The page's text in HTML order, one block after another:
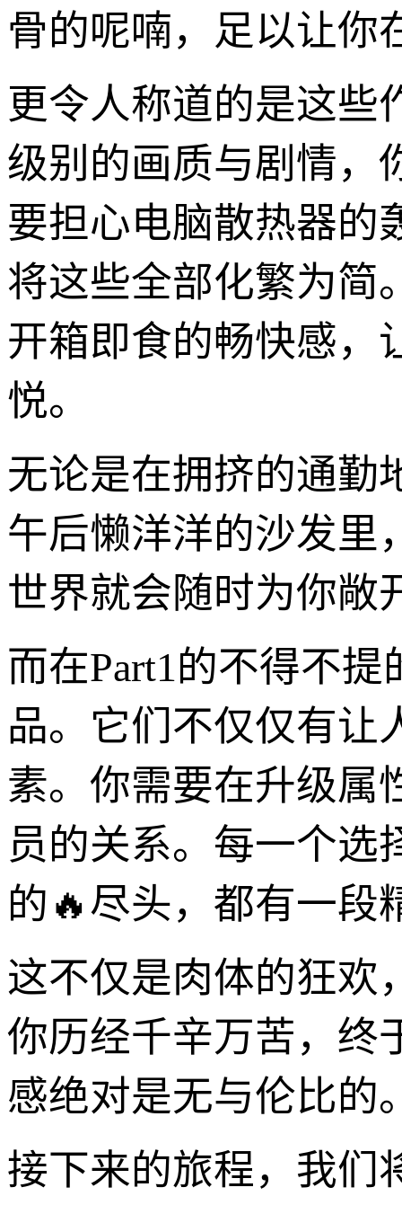
骨的呢喃，足以让你
更令人称道的是这些
级别的画质与剧情，
要担心电脑散热器的
将这些全部化繁为简
开箱即食的畅快感
悦。
无论是在拥挤的通勤
午后懒洋洋的沙发里
世界就会随时为你敞
而在Part1的不得不
品。它们不仅仅有让
素。你需要在升级属
员的关系。每一个选
的🔥尽头，都有一段
这不仅是肉体的狂欢
你历经千辛万苦，终
感绝对是无与伦比的
接下来的旅程，我们